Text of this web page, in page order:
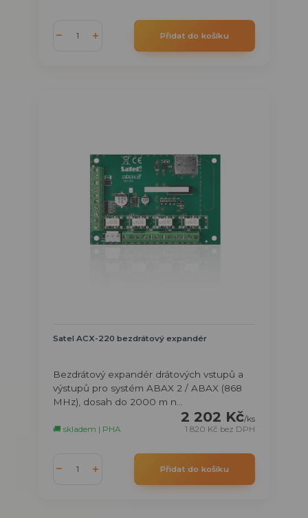
Přidat do košíku
Satel ACX-220 bezdrátový expandér
Bezdrátový expandér drátových vstupů a
výstupů pro systém ABAX 2 / ABAX (868
MHz), dosah do 2000 m n...
2 202 Kč/ks
1 820 Kč bez DPH
🚚 skladem | PHA
Přidat do košíku